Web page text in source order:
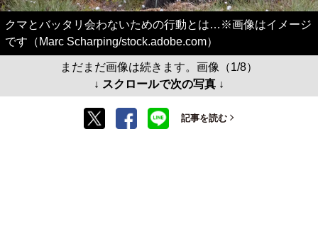
クマとバッタリ会わないための行動とは…※画像はイメージ
です（Marc Scharping/stock.adobe.com）
まだまだ画像は続きます。画像（1/8）
↓ スクロールで次の写真 ↓
記事を読む